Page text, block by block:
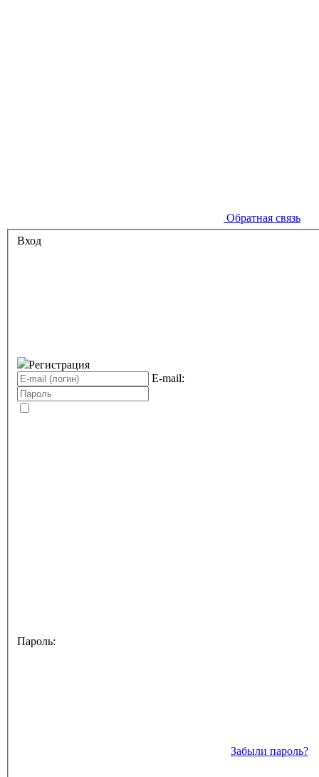
Обратная связь
Вход
Регистрация
E-mail:
Пароль:
Забыли пароль?